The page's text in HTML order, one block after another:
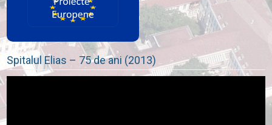
Spitalul Elias – 75 de ani (2013)
Player